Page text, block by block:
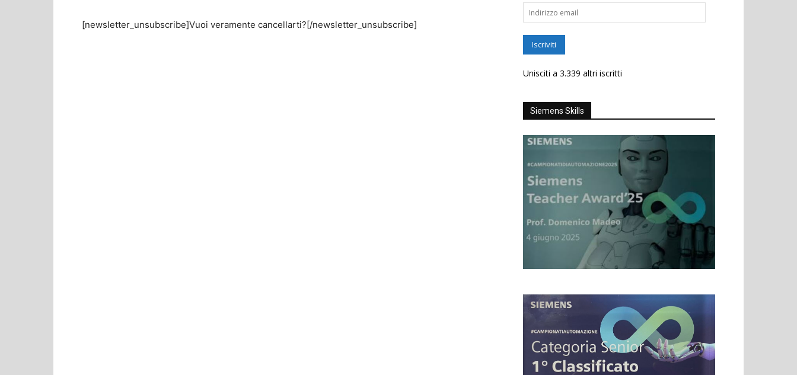
[newsletter_unsubscribe]Vuoi veramente cancellarti?[/newsletter_unsubscribe]
Indirizzo
email
Iscriviti
Unisciti a 3.339 altri iscritti
Siemens Skills